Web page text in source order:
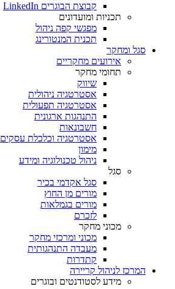
קבוצת הבוגרים LinkedIn
תכניות ומועדונים
מפגשי קפה ניהול
תכנית המנטורינג
סגל ומחקר
אירועים מחקריים
תחומי מחקר
שיווק
אסטרטגיה ניהולית
אסטרטגיה תפעולית
התנהגות ארגונית
חשבונאות
אסטרטגיה וכלכלת עסקים
מימון
ניהול טכנולוגיה ומידע
סגל
סגל אקדמי בכיר
מורים מן החוץ
מורים בגמלאות
לזכרם
מכוני מחקר
מכוני ומרכזי מחקר
מעבדה התנהגותית
קתדרות
המרכז לניהול קריירה
מידע לסטודנטים ובוגרים